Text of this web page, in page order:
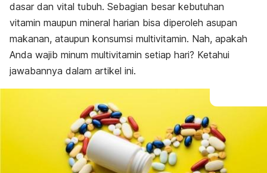
Aturan pakai
Efek samping
dasar dan vital tubuh. Sebagian besar kebutuhan
vitamin maupun mineral harian bisa diperoleh asupan
makanan, ataupun konsumsi multivitamin. Nah, apakah
Anda wajib minum multivitamin setiap hari? Ketahui
jawabannya dalam artikel ini.